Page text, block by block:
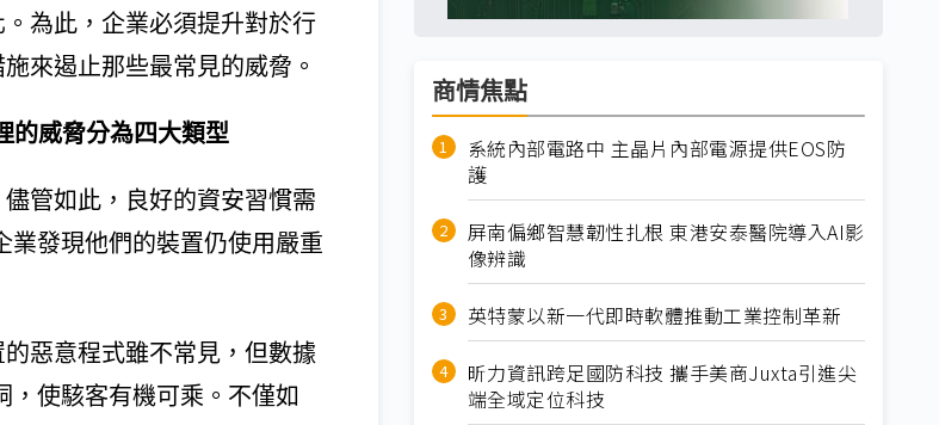
為此，企業必須提升對於行
來遏止那些最常見的威脅。
的威脅分為四大類型
管如此，良好的資安習慣需
業發現他們的裝置仍使用嚴重
惡意程式雖不常見，但數據
使駭客有機可乘。不僅如
商情焦點
系統內部電路中 主晶片內部電源提供EOS防
護
屏南偏鄉智慧韌性扎根 東港安泰醫院導入AI影
像辨識
英特蒙以新一代即時軟體推動工業控制革新
昕力資訊跨足國防科技 攜手美商Juxta引進尖
端全域定位科技